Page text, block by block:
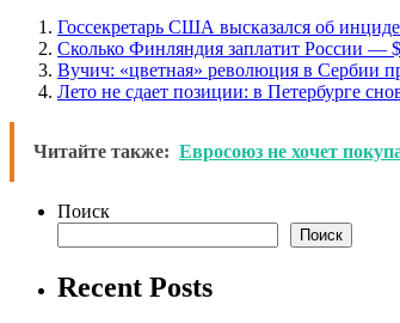
Госсекретарь США высказался об
Сколько Финляндия заплатит России —
Вучич: «цветная» революция в Сербии
Лето не сдает позиции: в Петербурге
Читайте также: Евросоюз не хочет
Поиск
Поиск
Recent Posts